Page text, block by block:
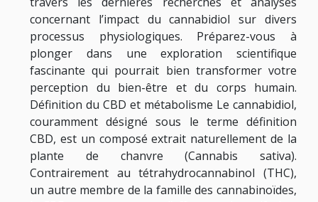
concernant l’impact du cannabidiol sur divers
processus physiologiques. Préparez-vous à
plonger dans une exploration scientifique
fascinante qui pourrait bien transformer votre
perception du bien-être et du corps humain.
Définition du CBD et métabolisme Le cannabidiol,
couramment désigné sous le terme définition
CBD, est un composé extrait naturellement de la
plante de chanvre (Cannabis sativa).
Contrairement au tétrahydrocannabinol (THC),
un autre membre de la famille des cannabinoïdes,